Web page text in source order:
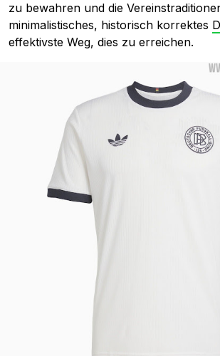
zu bewahren und die
minimalistisches, historisch korrektes
effektivste Weg, dies zu erreichen.